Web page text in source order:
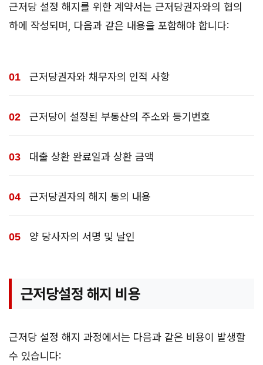
근저당 설정 해지를 위한 계약서는 근저당권자와의 협의
하에 작성되며, 다음과 같은 내용을 포함해야 합니다:
근저당권자와 채무자의 인적 사항
근저당이 설정된 부동산의 주소와 등기번호
대출 상환 완료일과 상환 금액
근저당권자의 해지 동의 내용
양 당사자의 서명 및 날인
근저당설정 해지 비용
근저당 설정 해지 과정에서는 다음과 같은 비용이 발생할
수 있습니다: